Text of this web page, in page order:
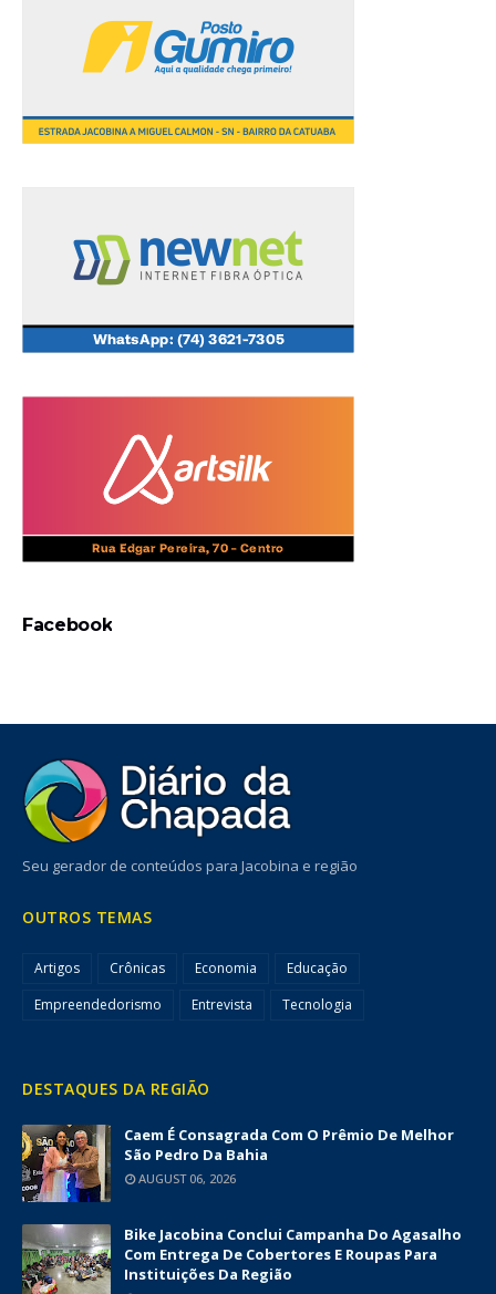
Facebook
Seu gerador de conteúdos para Jacobina e região
OUTROS TEMAS
Artigos Crônicas Economia
Educação
Empreendedorismo
Entrevista Tecnologia
DESTAQUES DA REGIÃO
Caem É Consagrada Com O Prêmio De Melhor
São Pedro Da Bahia
AUGUST 06, 2026
Bike Jacobina Conclui Campanha Do Agasalho
Com Entrega De Cobertores E Roupas Para
Instituições Da Região